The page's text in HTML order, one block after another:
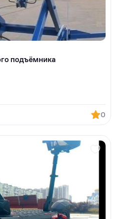
подъёмника
0